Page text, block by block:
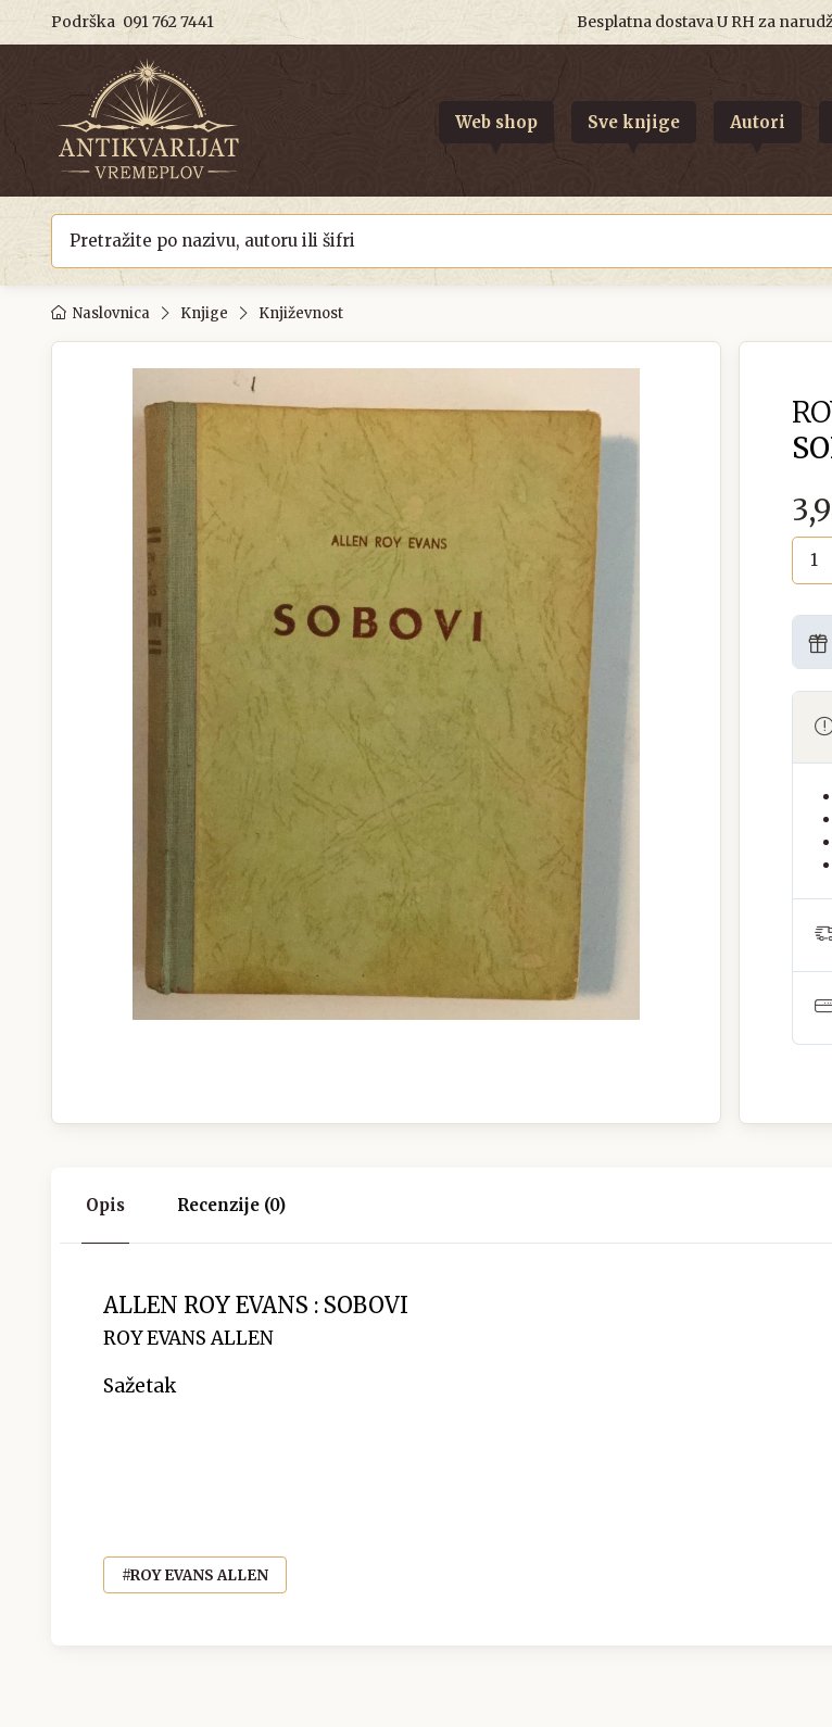
Podrška 091 762 7441 Besplatna dostava U RH za
Web shop Sve knjige Autori
Naslovnica Knjige Književnost
Opis Recenzije (0)
ALLEN ROY EVANS : SOBOVI
ROY EVANS ALLEN
Sažetak
#ROY EVANS ALLEN